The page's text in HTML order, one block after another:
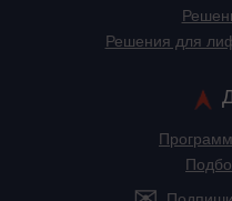
Решения для